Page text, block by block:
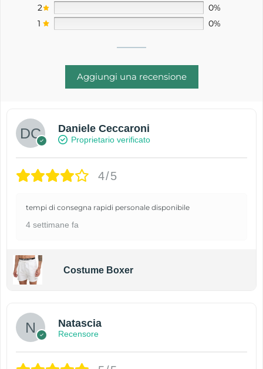
2
0%
1
0%
Aggiungi una recensione
Daniele Ceccaroni
Proprietario verificato
4/5
tempi di consegna rapidi personale disponibile
4 settimane fa
Costume Boxer
Natascia
Recensore